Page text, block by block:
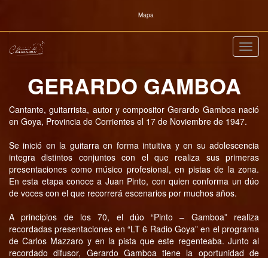
Mapa
GERARDO GAMBOA
Cantante, guitarrista, autor y compositor Gerardo Gamboa nació
en Goya, Provincia de Corrientes el 17 de Noviembre de 1947.
Se inició en la guitarra en forma intuitiva y en su adolescencia
integra distintos conjuntos con el que realiza sus primeras
presentaciones como músico profesional, en pistas de la zona.
En esta etapa conoce a Juan Pinto, con quien conforma un dúo
de voces con el que recorrerá escenarios por muchos años.
A principios de los 70, el dúo “Pinto – Gamboa” realiza
recordadas presentaciones en “LT 6 Radio Goya” en el programa
de Carlos Mazzaro y en la pista que este regenteaba. Junto al
recordado difusor, Gerardo Gamboa tiene la oportunidad de